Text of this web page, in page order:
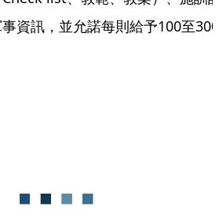
資訊，並允諾每則給予100至300